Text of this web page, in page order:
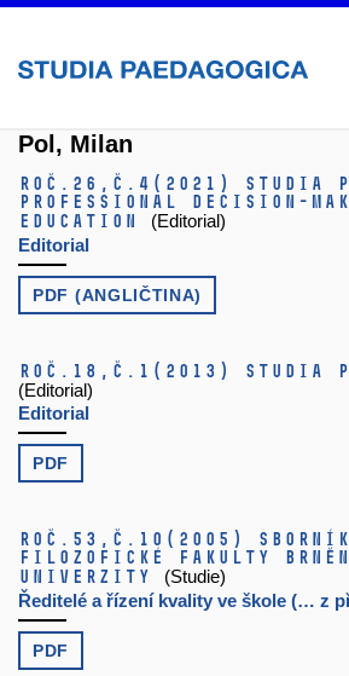
Pol, Milan
Roč.26, č.4 (2021)
Studia
Professional Decision-
Education
(Editorial)
Editorial
PDF (ANGLIČTINA)
Roč.18, č.1 (2013) Studia
(Editorial)
Editorial
PDF
Roč.53, č.10 (2005)
filozofické fakulty
univerzity
(Studie)
Ředitelé a řízení kvality ve škole (… z
PDF